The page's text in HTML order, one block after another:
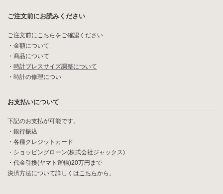
ご注文前にお読みください
ご注文前にこちら をご確認ください
・ 金額について
・ 商品について
・ 時計ブレスサイズ調整について
・ 時計の修理につい
お支払いについて
下記のお支払が可能です。
・銀行振込
・各種クレジットカード
・ショッピングローン(株式会社ジャックス)
・代金引換(ヤマト運輸)20万円まで
決済方法について詳しくはこちらから。